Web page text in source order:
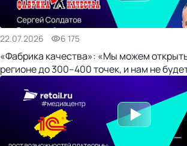
22.07.2026 6 175
«Фабрика качества»: «Мы можем
регионе до 300–400 точек, и нам не